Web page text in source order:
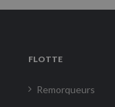
FLOTTE
Remorqueurs